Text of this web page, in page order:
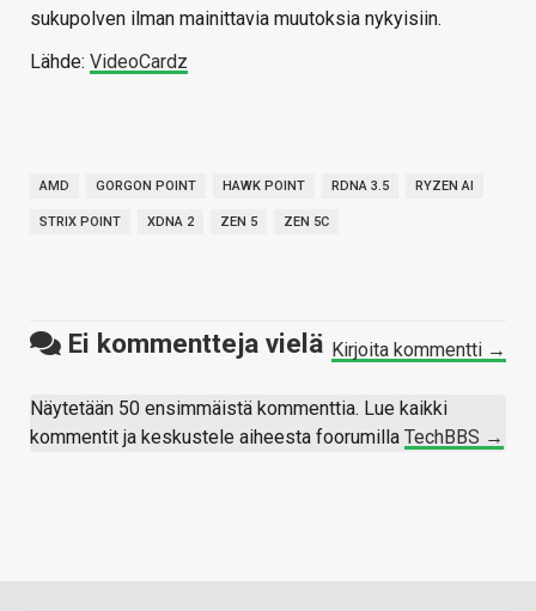
sukupolven ilman mainittavia muutoksia nykyisiin.
Lähde: VideoCardz
AMD GORGON POINT HAWK POINT RDNA 3.5 RYZEN AI
STRIX POINT XDNA 2 ZEN 5 ZEN 5C
Ei kommentteja vielä Kirjoita kommentti →
Näytetään 50 ensimmäistä kommenttia. Lue kaikki
kommentit ja keskustele aiheesta foorumilla TechBBS →